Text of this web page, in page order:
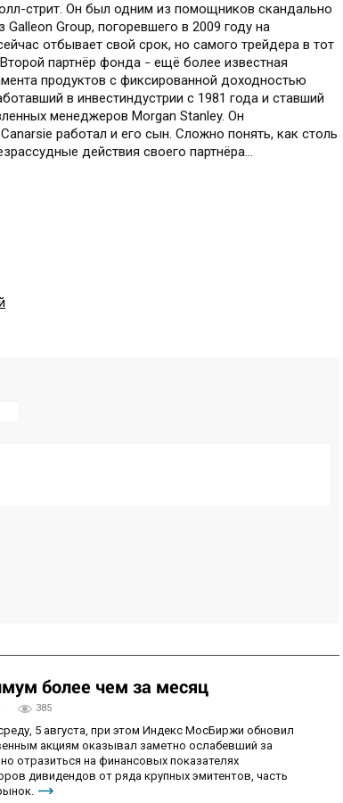
стрит. Он был одним из помощников скандально
Group, погоревшего в 2009 году на
отбывает свой срок, но самого трейдера в тот
партнёр фонда – ещё более известная
продуктов с фиксированной доходностью
в инвестиндустрии с 1981 года и ставший
менеджеров Morgan Stanley. Он
работал и его сын. Сложно понять, как столь
действия своего партнёра...
более чем за месяц
385
5 августа, при этом Индекс МосБиржи обновил
акциям оказывал заметно ослабевший за
отразиться на финансовых показателях
дивидендов от ряда крупных эмитентов, часть